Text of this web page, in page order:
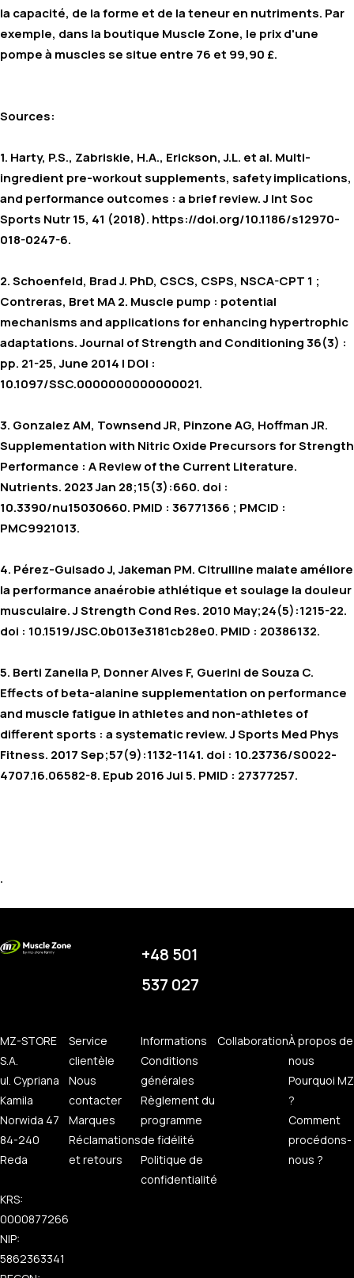
la capacité, de la forme et de la teneur en nutriments. Par
exemple, dans la boutique Muscle Zone, le prix d'une
pompe à muscles se situe entre 76 et 99,90 £.
Sources:
1. Harty, P.S., Zabriskie, H.A., Erickson, J.L. et al. Multi-
ingredient pre-workout supplements, safety implications,
and performance outcomes : a brief review.J Int Soc
Sports Nutr 15, 41 (2018). https://doi.org/10.1186/s12970-
018-0247-6.
2. Schoenfeld, Brad J. PhD, CSCS, CSPS, NSCA-CPT 1 ;
Contreras, Bret MA 2. Muscle pump : potential
mechanisms and applications for enhancing hypertrophic
adaptations. Journal of Strength and Conditioning 36(3) :
pp. 21-25, June 2014 | DOI :
10.1097/SSC.0000000000000021.
3. Gonzalez AM, Townsend JR, Pinzone AG, Hoffman JR.
Supplementation with Nitric Oxide Precursors for Strength
Performance : A Review of the Current Literature.
Nutrients. 2023 Jan 28;15(3):660. doi :
10.3390/nu15030660. PMID : 36771366 ; PMCID :
PMC9921013.
4. Pérez-Guisado J, Jakeman PM. Citrulline malate améliore
la performance anaérobie athlétique et soulage la douleur
musculaire. J Strength Cond Res. 2010 May;24(5):1215-22.
doi : 10.1519/JSC.0b013e3181cb28e0. PMID : 20386132.
5. Berti Zanella P, Donner Alves F, Guerini de Souza C.
Effects of beta-alanine supplementation on performance
and muscle fatigue in athletes and non-athletes of
different sports : a systematic review. J Sports Med Phys
Fitness. 2017 Sep;57(9):1132-1141. doi : 10.23736/S0022-
4707.16.06582-8. Epub 2016 Jul 5. PMID : 27377257.
.
+48 501
537 027
MZ-STORE
S.A.
ul. Cypriana
Kamila
Norwida 47
84-240
Reda
KRS:
0000877266
NIP:
5862363341
Service
clientèle
Nous
contacter
Marques
Réclamations
et retours
Informations
Conditions
générales
Règlement du
programme
de fidélité
Politique de
confidentialité
CollaborationÀ propos de
nous
Pourquoi MZ
?
Comment
procédons-
nous ?